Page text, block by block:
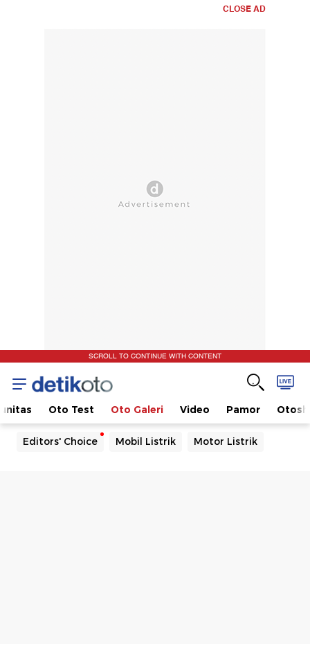
CLOSE AD
SCROLL TO CONTINUE WITH CONTENT
Oto Test Oto Galeri Video Pamor
Editors' Choice Mobil Listrik Motor Listrik